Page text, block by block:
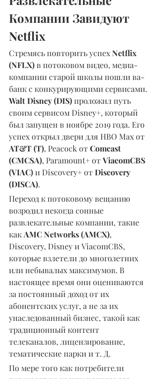
Компании Завидуют
Netflix
Стремясь повторить успех Netflix
(NFLX) в потоковом видео, медиа-
компании старой школы пошли ва-
банк с конкурирующими сервисами.
Walt Disney (DIS) проложил путь
своим сервисом Disney+, который
был запущен в ноябре 2019 года. Его
успех открыл двери для HBO Max от
AT&T (T), Peacock от Comcast
(CMCSA), Paramount+ от ViacomCBS
(VIAC) и Discovery+ от Discovery
(DISCA).
Переход к потоковому вещанию
возродил некогда сонные
развлекательные компании, такие
как AMC Networks (AMCX),
Discovery, Disney и ViacomCBS,
которые взлетели до многолетних
или небывалых максимумов. В
настоящее время они оцениваются
за постоянный доход от их
абонентских услуг, а не за их
унаследованный бизнес, такой как
традиционный контент
телеканалов, лицензирование,
тематические парки и т. Д.
По мере того как потребители